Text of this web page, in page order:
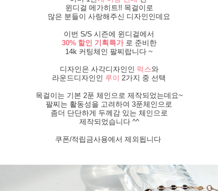
윈디걸 메가히트!! 목걸이로
많은 분들이 사랑해주신 디자인인데요
이번 S/S 시즌에 윈디걸에서
30% 할인 기획특가 로 준비한
14k 커팅체인 팔찌랍니다 ~
디자인은 사각디자인인 럭스와
라운드디자인인 루이 2가지 중 선택
목걸이는 기본 2푼 체인으로 제작되었는데요~
팔찌는 활동성을 고려하여 3푼체인으로
좀더 단단하게 두께감 있는 체인으로
제작되었습니다 ^^
쿠폰/적립금사용에서 제외됩니다